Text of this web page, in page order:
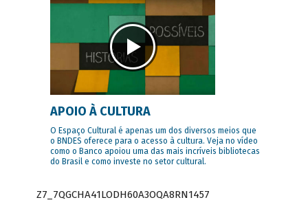
APOIO À CULTURA
O Espaço Cultural é apenas um dos diversos meios que
o BNDES oferece para o acesso à cultura. Veja no vídeo
como o Banco apoiou uma das mais incríveis bibliotecas
do Brasil e como investe no setor cultural.
Z7_7QGCHA41LODH60A3OQA8RN1457